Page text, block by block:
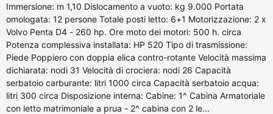
Immersione: m 1,10 Dislocamento a vuoto: kg 9.000 Portata
omologata: 12 persone Totale posti letto: 6+1 Motorizzazione: 2 x
Volvo Penta D4 - 260 hp. Ore moto dei motori: 500 h. circa
Potenza complessiva installata: HP 520 Tipo di trasmissione:
Piede Poppiero con doppia elica contro-rotante Velocità massima
dichiarata: nodi 31 Velocità di crociera: nodi 26 Capacità
serbatoio carburante: litri 1000 circa Capacità serbatoio acqua:
litri 300 circa Disposizione interna: Cabine: 1^ Cabina Armatoriale
con letto matrimoniale a prua - 2^ cabina con 2 le...